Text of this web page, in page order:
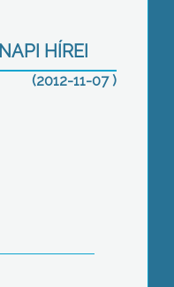
HÍREI
(2012-11-07 )